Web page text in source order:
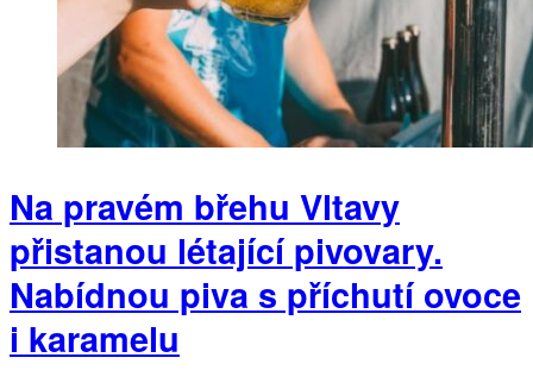
Na pravém břehu Vltavy
přistanou létající pivovary.
Nabídnou piva s příchutí ovoce
i karamelu